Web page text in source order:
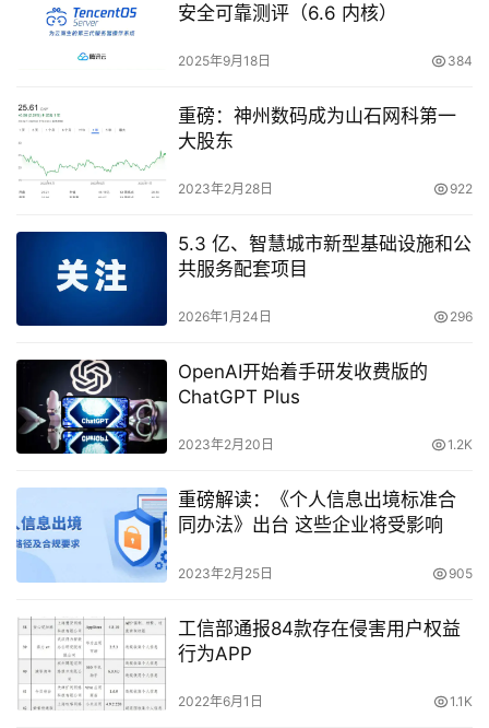
安全可靠测评（6.6 内核）
2025年9月18日 384
重磅：神州数码成为山石网科第一
大股东
2023年2月28日 922
5.3 亿、智慧城市新型基础设施和公
共服务配套项目
2026年1月24日 296
OpenAI开始着手研发收费版的
ChatGPT Plus
2023年2月20日 1.2K
重磅解读：《个人信息出境标准合
同办法》出台 这些企业将受影响
2023年2月25日 905
工信部通报84款存在侵害用户权益
行为APP
2022年6月1日 1.1K